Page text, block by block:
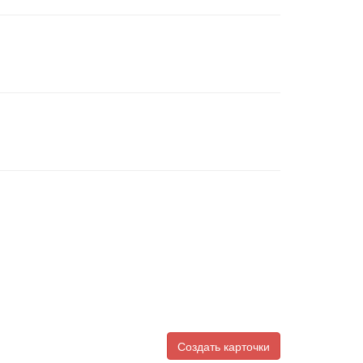
Создать карточки